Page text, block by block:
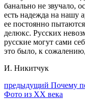
банально не звучало,
есть надежда на нашу
ее постоянно
делюкс. Русских
русские могут сами
это было, к
И. Никитчук
Навигация
предыдущий
пост:
Почему
Фото из XX века